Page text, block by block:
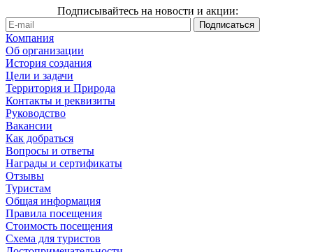
Подписывайтесь на новости и акции:
Компания
Об организации
История создания
Цели и задачи
Территория и Природа
Контакты и реквизиты
Руководство
Вакансии
Как добраться
Вопросы и ответы
Награды и сертификаты
Отзывы
Туристам
Общая информация
Правила посещения
Стоимость посещения
Схема для туристов